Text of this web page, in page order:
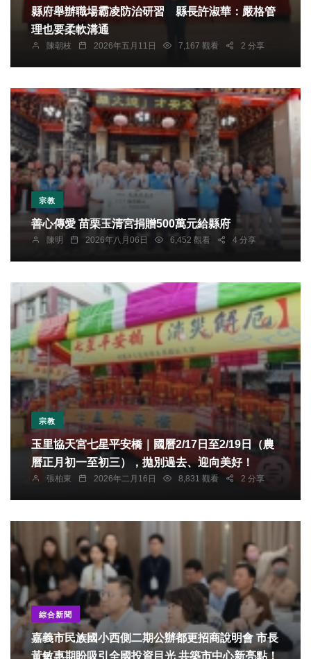
縣府舉辦職場霸凌防治研習 縣長許淑華：嚴格管
理也要柔軟溝通
陳朝枝 2026年五月11日 7,167 觀看 2 分享
宗教
善心傳愛 苗栗玉清宮捐贈500萬元給縣府
陳明 2026年八月06日 6,452 觀看 4 分享
宗教
玉里協天宮七星平安橋｜國曆2/17日至2/19日（農
曆正月初一至初三），拋別過去、迎向美好！
張柏東 2026年二月16日 8,831 觀看 2 分享
綜合新聞
嘉義市民族國小西側二期公辦都更招商說明會 市長
黃敏惠期盼吸引全國投資目光 共築市中心新亮點！